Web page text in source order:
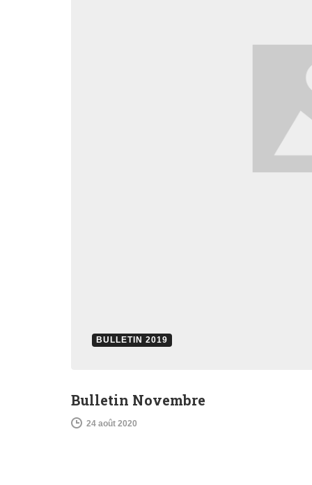
BULLETIN 2019
Bulletin Novembre
24 août 2020